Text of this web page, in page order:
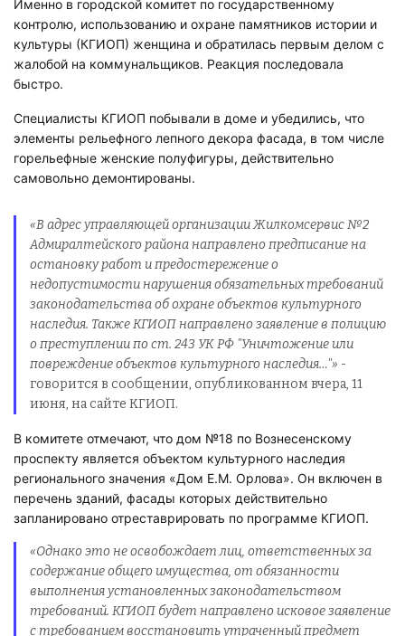
Именно в городской комитет по государственному
контролю, использованию и охране памятников истории и
культуры (КГИОП) женщина и обратилась первым делом с
жалобой на коммунальщиков. Реакция последовала
быстро.
Специалисты КГИОП побывали в доме и убедились, что
элементы рельефного лепного декора фасада, в том числе
горельефные женские полуфигуры, действительно
самовольно демонтированы.
«В адрес управляющей организации Жилкомсервис №2
Адмиралтейского района направлено предписание на
остановку работ и предостережение о
недопустимости нарушения обязательных требований
законодательства об охране объектов культурного
наследия. Также КГИОП направлено заявление в полицию
о преступлении по ст. 243 УК РФ "Уничтожение или
повреждение объектов культурного наследия…"» -
говорится в сообщении, опубликованном вчера, 11
июня, на сайте КГИОП.
В комитете отмечают, что дом №18 по Вознесенскому
проспекту является объектом культурного наследия
регионального значения «Дом Е.М. Орлова». Он включен в
перечень зданий, фасады которых действительно
запланировано отреставрировать по программе КГИОП.
«Однако это не освобождает лиц, ответственных за
содержание общего имущества, от обязанности
выполнения установленных законодательством
требований. КГИОП будет направлено исковое заявление
с требованием восстановить утраченный предмет